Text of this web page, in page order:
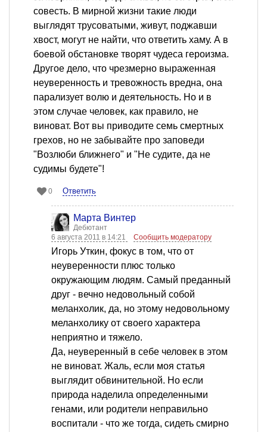
совесть. В мирной жизни такие люди
выглядят трусоватыми, живут, поджавши
хвост, могут не найти, что ответить хаму. А в
боевой обстановке творят чудеса героизма.
Другое дело, что чрезмерно выраженная
неуверенность и тревожность вредна, она
парализует волю и деятельность. Но и в
этом случае человек, как правило, не
виноват. Вот вы приводите семь смертных
грехов, но не забывайте про заповеди
"Возлюби ближнего" и "Не судите, да не
судимы будете"!
0 Ответить
Марта Винтер
Дебютант
6 августа 2011 в 14:21
Сообщить модератору
Игорь Уткин, фокус в том, что от
неуверенности плюс только
окружающим людям. Самый преданный
друг - вечно недовольный собой
меланхолик, да, но этому недовольному
меланхолику от своего характера
неприятно и тяжело.
Да, неуверенный в себе человек в этом
не виноват. Жаль, если моя статья
выглядит обвинительной. Но если
природа наделила определенными
генами, или родители неправильно
воспитали - что же тогда, сидеть смирно